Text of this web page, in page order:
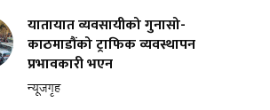
यातायात व्यवसायीको गुनासो-
काठमाडौंको ट्राफिक व्यवस्थापन
प्रभावकारी भएन
न्यूजगृह